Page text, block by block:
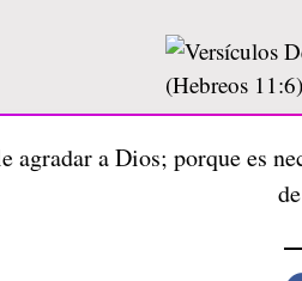
agradar a Dios; porque es